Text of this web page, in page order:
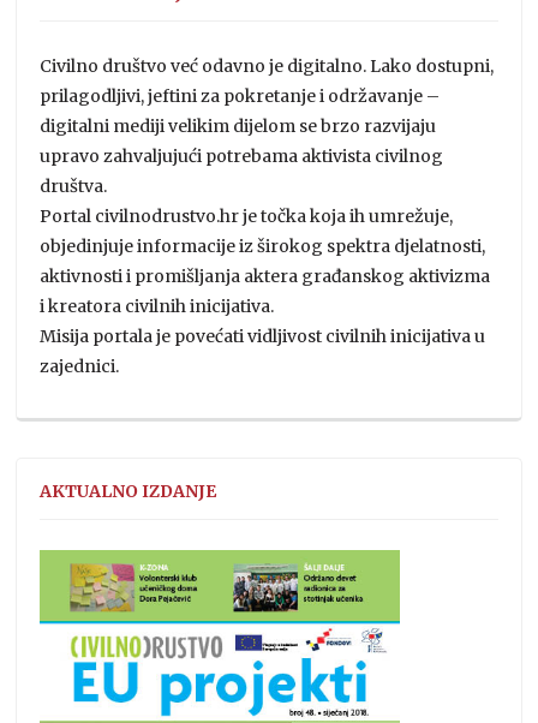
Civilno društvo već odavno je digitalno. Lako dostupni,
prilagodljivi, jeftini za pokretanje i održavanje –
digitalni mediji velikim dijelom se brzo razvijaju
upravo zahvaljujući potrebama aktivista civilnog
društva.
Portal civilnodrustvo.hr je točka koja ih umrežuje,
objedinjuje informacije iz širokog spektra djelatnosti,
aktivnosti i promišljanja aktera građanskog aktivizma
i kreatora civilnih inicijativa.
Misija portala je povećati vidljivost civilnih inicijativa u
zajednici.
AKTUALNO IZDANJE